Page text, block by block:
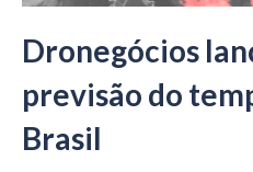
Dronegócios
previsão do
Brasil